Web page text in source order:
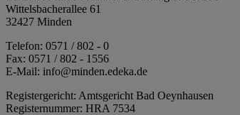
Wittelsbacherallee 61
32427 Minden
Telefon: 0571 / 802 - 0
Fax: 0571 / 802 - 1556
E-Mail: info@minden.edeka.de
Registergericht: Amtsgericht Bad Oeynhausen
Registernummer: HRA 7534